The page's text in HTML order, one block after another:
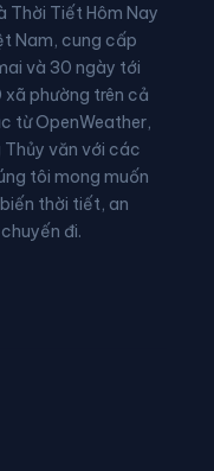
Kiến An
Lê Chân
Lê Ích Mộc
Nam Đồ Sơn
Nam Triệu
Thời Tiết Hôm Nay
Nam, cung cấp
và 30 ngày tới
phường trên cả
từ OpenWeather,
văn với các
tôi mong muốn
thời tiết, an
đi.